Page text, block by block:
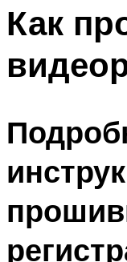
МЕНЮ
Как